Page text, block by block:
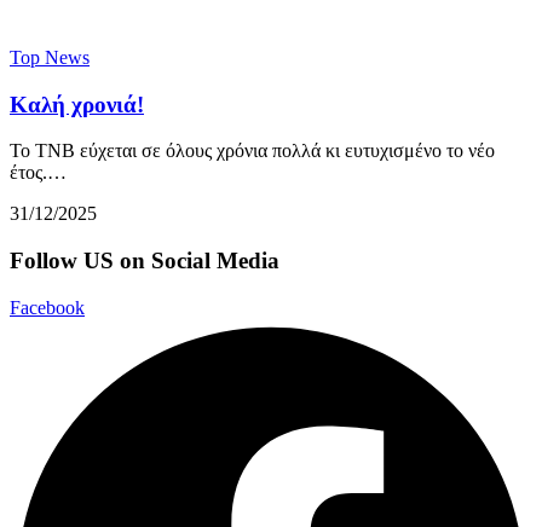
Top News
Καλή χρονιά!
Το TNB εύχεται σε όλους χρόνια πολλά κι ευτυχισμένο το νέο
έτος.…
31/12/2025
Follow US on Social Media
Facebook